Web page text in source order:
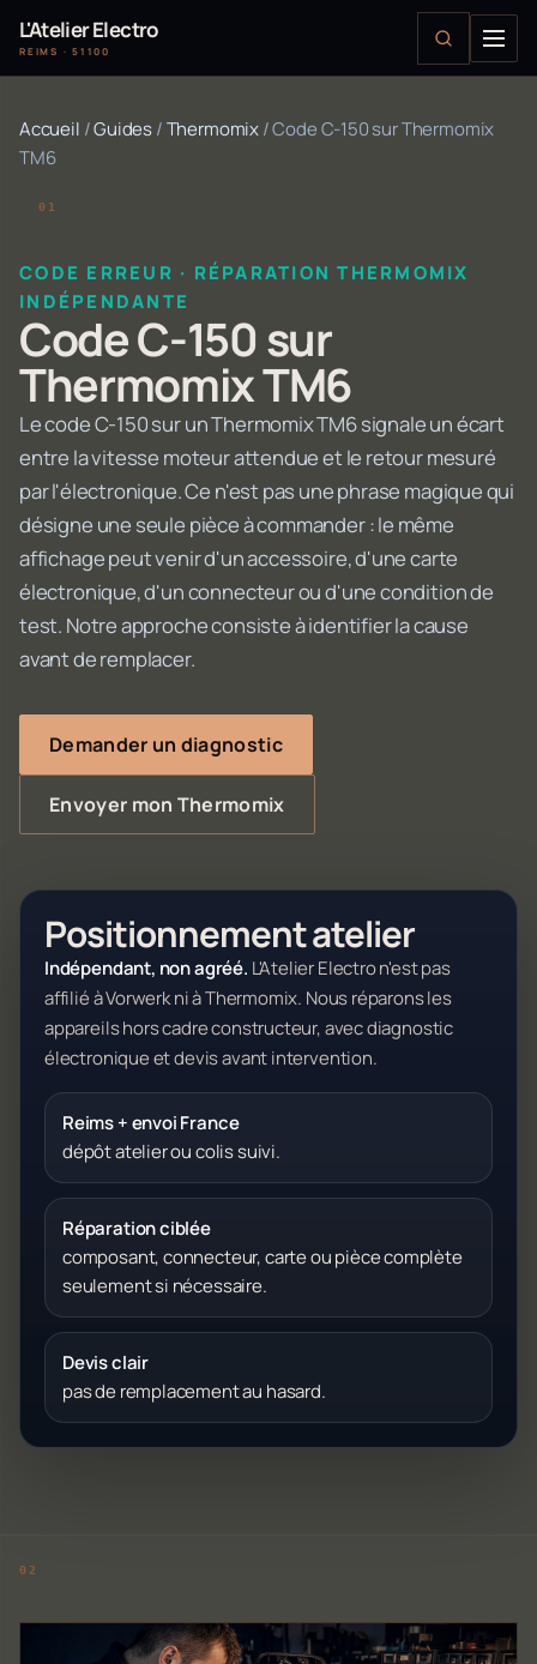
L'Atelier Electro
REIMS · 51100
Accueil /Guides/Thermomix/Code C-150 sur Thermomix
TM6
CODE ERREUR · RÉPARATION THERMOMIX
INDÉPENDANTE
Code C-150 sur
Thermomix TM6
Le code C-150 sur un Thermomix TM6 signale un écart
entre la vitesse moteur attendue et le retour mesuré
par l'électronique. Ce n'est pas une phrase magique qui
désigne une seule pièce à commander : le même
affichage peut venir d'un accessoire, d'une carte
électronique, d'un connecteur ou d'une condition de
test. Notre approche consiste à identifier la cause
avant de remplacer.
Demander un diagnostic
Envoyer mon Thermomix
Positionnement atelier
Indépendant, non agréé. L'Atelier Electro n'est pas
affilié à Vorwerk ni à Thermomix. Nous réparons les
appareils hors cadre constructeur, avec diagnostic
électronique et devis avant intervention.
Reims + envoi France
dépôt atelier ou colis suivi.
Réparation ciblée
composant, connecteur, carte ou pièce complète
seulement si nécessaire.
Devis clair
pas de remplacement au hasard.